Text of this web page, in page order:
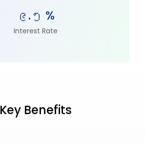
၉.၅ %
Interest Rate
Key Benefits